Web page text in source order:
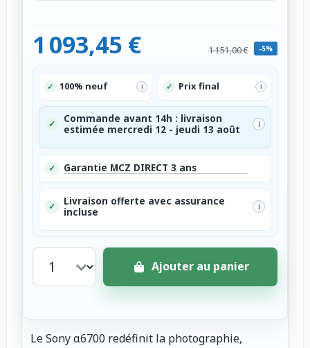
1 093,45 € 1 151,00 € -5%
✓ 100% neuf i ✓ Prix final i
✓
Commande avant 14h : livraison
estimée mercredi 12 - jeudi 13 août
i
✓ Garantie MCZ DIRECT 3 ans
✓
Livraison offerte avec assurance
incluse
i
Ajouter au panier
Le Sony α6700 redéfinit la photographie,